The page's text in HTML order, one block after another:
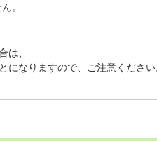
。
は、
になりますので、ご注意ください